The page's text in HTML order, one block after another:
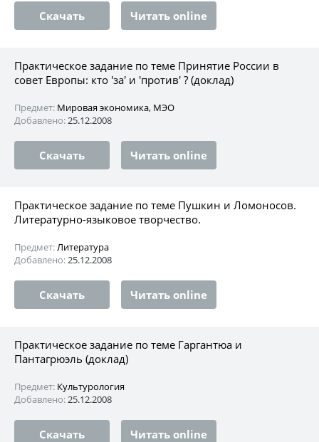
Скачать Читать online
Практическое задание по теме Принятие России в
совет Европы: кто 'за' и 'против' ? (доклад)
Предмет: Мировая экономика, МЭО
Добавлено:25.12.2008
Скачать Читать online
Практическое задание по теме Пушкин и Ломоносов.
Литературно-языковое творчество.
Предмет:Литература
Добавлено:25.12.2008
Скачать Читать online
Практическое задание по теме Гаргантюа и
Пантагрюэль (доклад)
Предмет: Культурология
Добавлено:25.12.2008
Скачать Читать online